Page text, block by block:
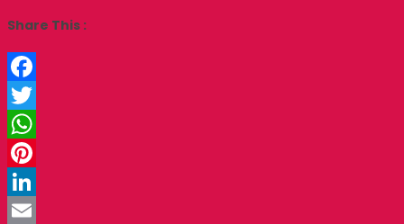
Share This :
Facebook
Twitter
WhatsApp
Pinterest
LinkedIn